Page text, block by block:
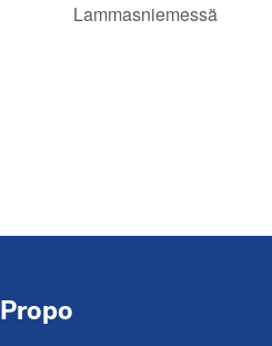
Lammasniemessä
Propo